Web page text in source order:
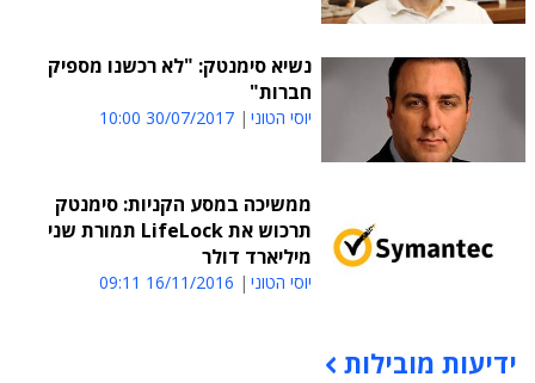
נשיא סימנטק: "לא רכשנו מספיק
חברות"
יוסי הטוני 30/07/2017 10:00
ממשיכה במסע הקניות: סימנטק
תרכוש את LifeLock תמורת שני
מיליארד דולר
יוסי הטוני 16/11/2016 09:11
תוכן פרסומי
ידיעות מובילות